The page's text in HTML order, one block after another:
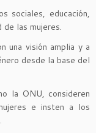
sociales, educación,
de las mujeres.
una visión amplia y a
desde la base del
la ONU, consideren
e insten a los